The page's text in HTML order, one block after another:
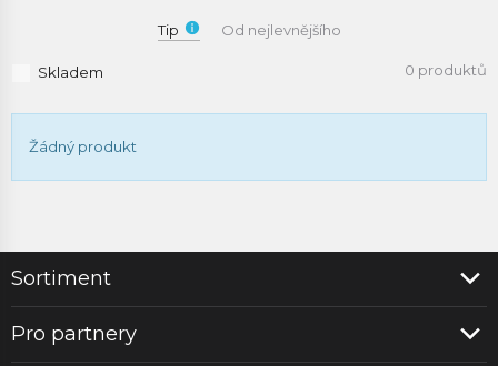
Tip Od nejlevnějšího
Skladem 0 produktů
Žádný produkt
Sortiment
Pro partnery